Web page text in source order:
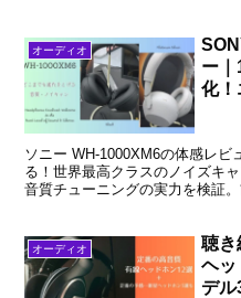
オーディオ
ー
化！
ソニー WH-1000XM6の体感レ
る！世界最高クラスのノイズキ
音質チューニングの実力を検証
オーディオ
聴き
ヘッ
デル